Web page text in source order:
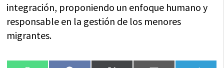
integración, proponiendo un enfoque humano y
responsable en la gestión de los menores
migrantes.